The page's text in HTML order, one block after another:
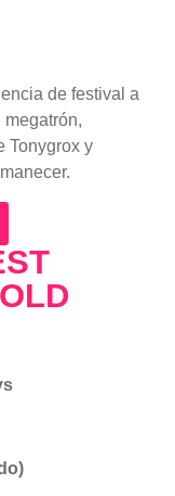
de festival a
Tonygrox y